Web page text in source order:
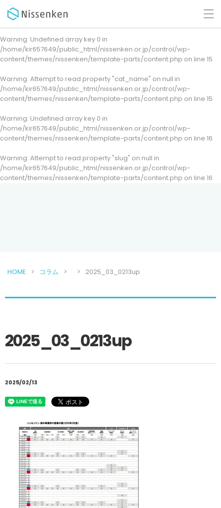
Warning: Undefined array key 0 in
/home/kir657649/public_html/nissenken.or.jp/control/wp-
content/themes/nissenken/template-parts/content.php on line 15
Warning: Attempt to read property "cat_name" on null in
/home/kir657649/public_html/nissenken.or.jp/control/wp-
content/themes/nissenken/template-parts/content.php on line 15
Warning: Undefined array key 0 in
/home/kir657649/public_html/nissenken.or.jp/control/wp-
content/themes/nissenken/template-parts/content.php on line 16
Warning: Attempt to read property "slug" on null in
/home/kir657649/public_html/nissenken.or.jp/control/wp-
content/themes/nissenken/template-parts/content.php on line 16
HOME コラム 2025_03_0213up
2025_03_0213up
2025/02/13